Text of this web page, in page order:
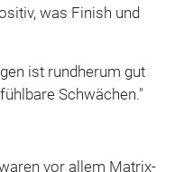
was Finish und
ist rundherum gut
Schwächen."
vor allem Matrix-